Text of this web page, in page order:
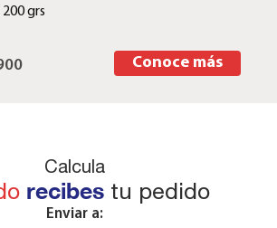
grs
Conoce más
Calcula
recibes tu pedido
Enviar a: